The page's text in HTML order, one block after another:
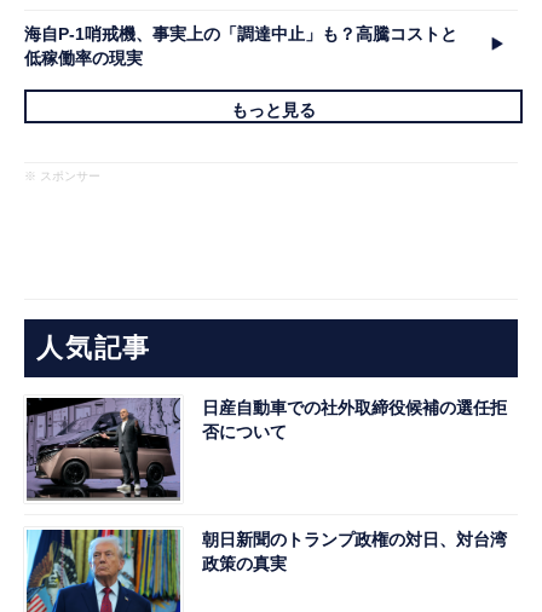
海自P-1哨戒機、事実上の「調達中止」も？高騰コストと
低稼働率の現実
もっと見る
※ スポンサー
人気記事
日産自動車での社外取締役候補の選任拒
否について
朝日新聞のトランプ政権の対日、対台湾
政策の真実